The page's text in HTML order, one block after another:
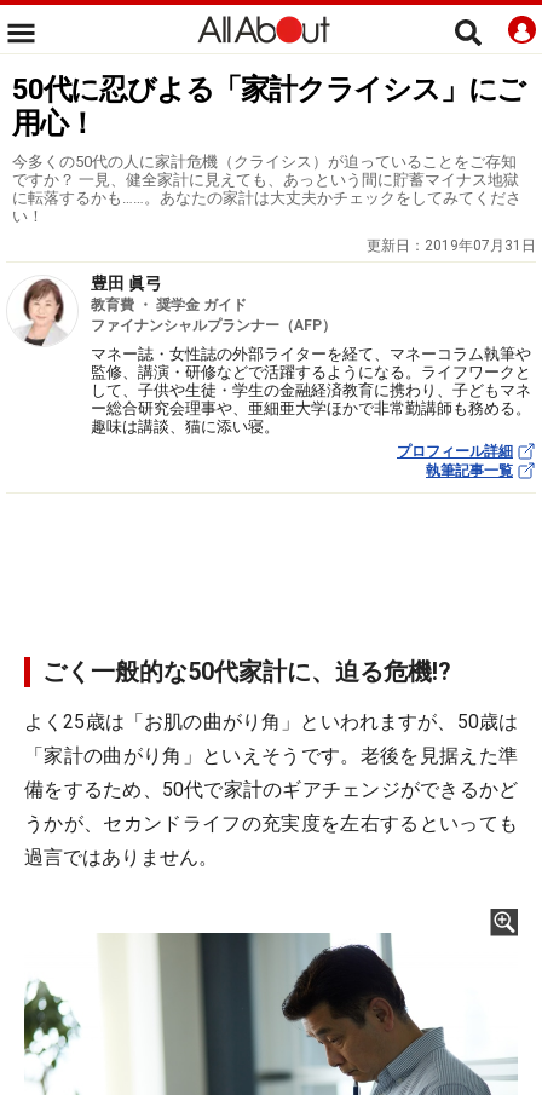
50代に忍びよる「家計クライシス」にご
用心！
今多くの50代の人に家計危機（クライシス）が迫っていることをご存知
ですか？ 一見、健全家計に見えても、あっという間に貯蓄マイナス地獄
に転落するかも……。あなたの家計は大丈夫かチェックをしてみてくださ
い！
更新日： 2019年07月31日
豊田 眞弓
教育費 ・ 奨学金 ガイド
ファイナンシャルプランナー（AFP）
マネー誌・女性誌の外部ライターを経て、マネーコラム執筆や
監修、講演・研修などで活躍するようになる。ライフワークと
して、子供や生徒・学生の金融経済教育に携わり、子どもマネ
ー総合研究会理事や、亜細亜大学ほかで非常勤講師も務める。
趣味は講談、猫に添い寝。
プロフィール詳細
執筆記事一覧
ごく一般的な50代家計に、迫る危機!?
よく25歳は「お肌の曲がり角」といわれますが、50歳は
「家計の曲がり角」といえそうです。老後を見据えた準
備をするため、50代で家計のギアチェンジができるかど
うかが、セカンドライフの充実度を左右するといっても
過言ではありません。